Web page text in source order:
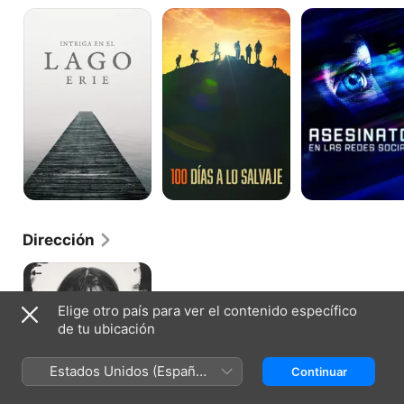
Intriga
Lago
Erie
100
días
a
salvaje
Asesinatos
en
las
redes
sociales
Dirección
El
culto
la
asesina:
Yates
Elige otro país para ver el contenido específico
de tu ubicación
Estados Unidos (Español
México)
Continuar